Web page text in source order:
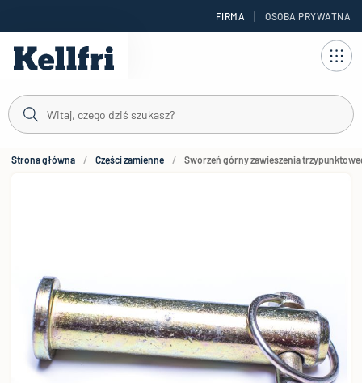
FIRMA | OSOBA PRYWATNA
Strona główna Części zamienne Sworzeń górny zawieszenia